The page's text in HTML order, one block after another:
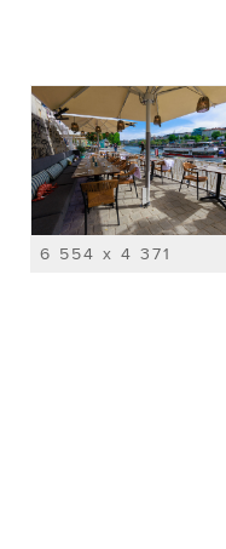
6 554 x 4 371